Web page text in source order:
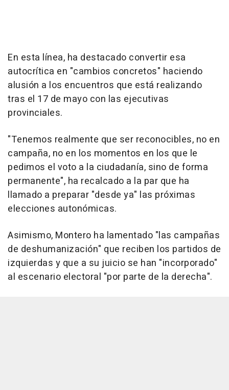
En esta línea, ha destacado convertir esa
autocrítica en "cambios concretos" haciendo
alusión a los encuentros que está realizando
tras el 17 de mayo con las ejecutivas
provinciales.
"Tenemos realmente que ser reconocibles, no en
campaña, no en los momentos en los que le
pedimos el voto a la ciudadanía, sino de forma
permanente", ha recalcado a la par que ha
llamado a preparar "desde ya" las próximas
elecciones autonómicas.
Asimismo, Montero ha lamentado "las campañas
de deshumanización" que reciben los partidos de
izquierdas y que a su juicio se han "incorporado"
al escenario electoral "por parte de la derecha".